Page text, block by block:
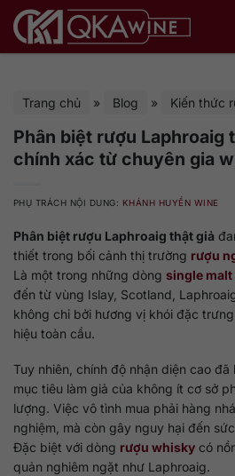
qua
Trang chủ » Blog » Kiến thức
Phân biệt rượu Laphroaig
chính xác từ chuyên gia
PHỤ TRÁCH NỘI DUNG: KHÁNH HUYỀN WINE
Phân biệt rượu Laphroaig thật giả
thiết trong bối cảnh thị trường rượu
Là một trong những dòng single
đến từ vùng Islay, Scotland,
không chỉ bởi hương vị khói đặc
hiệu toàn cầu.
Tuy nhiên, chính độ nhận diện cao
mục tiêu làm giả của không ít cơ sở
lượng. Việc vô tình mua phải hàng
nghiệm, mà còn gây nguy hại đến
Đặc biệt với dòng rượu whisky có
quản nghiêm ngặt như Laphroaig.